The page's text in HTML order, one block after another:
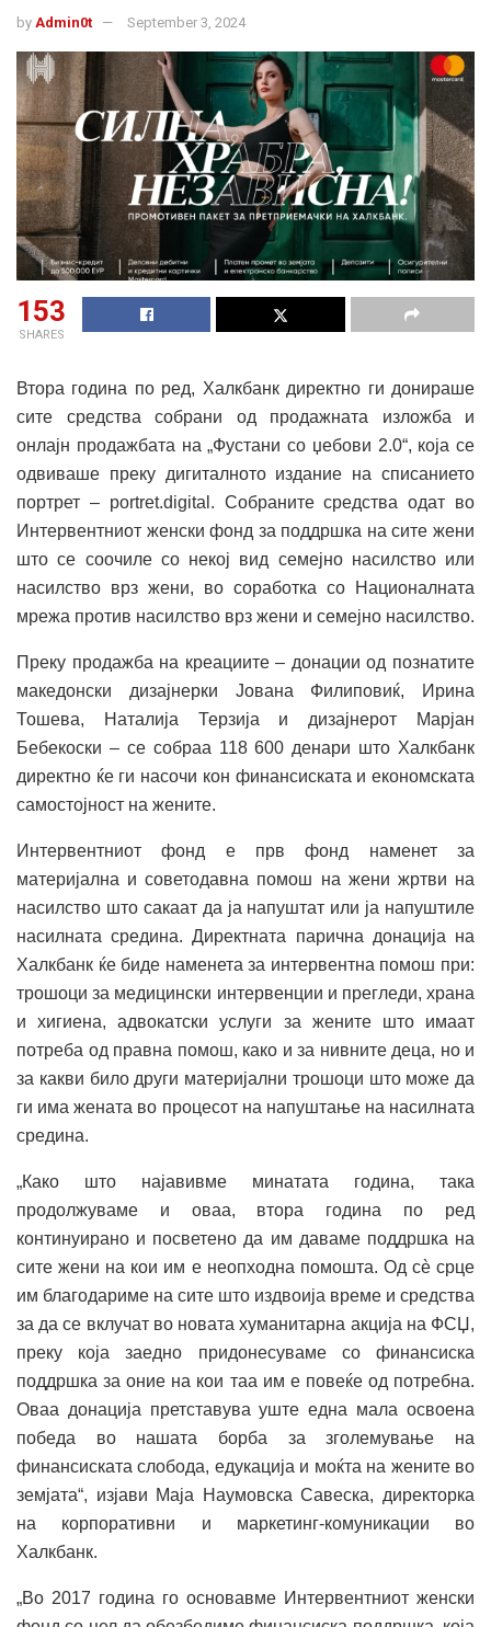
by Admin0t September 3, 2024
153
SHARES
Втора година по ред, Халкбанк директно ги донираше
сите средства собрани од продажната изложба и
онлајн продажбата на „Фустани со џебови 2.0“, која се
одвиваше преку дигиталното издание на списанието
портрет ‒ portret.digital. Собраните средства одат во
Интервентниот женски фонд за поддршка на сите жени
што се соочиле со некој вид семејно насилство или
насилство врз жени, во соработка со Националната
мрежа против насилство врз жени и семејно насилство.
Преку продажба на креациите – донации од познатите
македонски дизајнерки Јована Филиповиќ, Ирина
Тошева, Наталија Терзија и дизајнерот Марјан
Бебекоски – се собраа 118 600 денари што Халкбанк
директно ќе ги насочи кон финансиската и економската
самостојност на жените.
Интервентниот фонд е прв фонд наменет за
материјална и советодавна помош на жени жртви на
насилство што сакаат да ја напуштат или ја напуштиле
насилната средина. Директната парична донација на
Халкбанк ќе биде наменета за интервентна помош при:
трошоци за медицински интервенции и прегледи, храна
и хигиена, адвокатски услуги за жените што имаат
потреба од правна помош, како и за нивните деца, но и
за какви било други материјални трошоци што може да
ги има жената во процесот на напуштање на насилната
средина.
„Како што најавивме минатата година, така
продолжуваме и оваа, втора година по ред
континуирано и посветено да им даваме поддршка на
сите жени на кои им е неопходна помошта. Од сè срце
им благодариме на сите што издвоија време и средства
за да се вклучат во новата хуманитарна акција на ФСЏ,
преку која заедно придонесуваме со финансиска
поддршка за оние на кои таа им е повеќе од потребна.
Оваа донација претставува уште една мала освоена
победа во нашата борба за зголемување на
финансиската слобода, едукација и моќта на жените во
земјата“, изјави Маја Наумовска Савеска, директорка
на корпоративни и маркетинг-комуникации во
Халкбанк.
„Во 2017 година го основавме Интервентниот женски